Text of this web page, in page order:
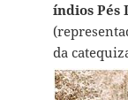
índios Pés
da